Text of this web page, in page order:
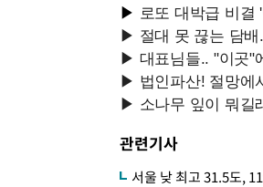
관련기사
서울 낮 최고 31.5도,